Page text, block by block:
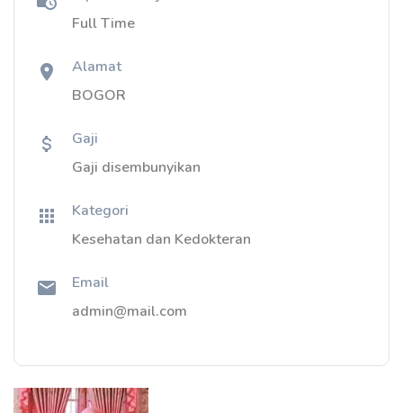
Full Time
Alamat
BOGOR
Gaji
Gaji disembunyikan
Kategori
Kesehatan dan Kedokteran
Email
admin@mail.com